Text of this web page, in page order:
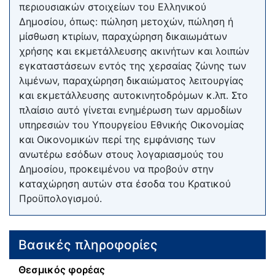
περιουσιακών στοιχείων του Ελληνικού
Δημοσίου, όπως: πώληση μετοχών, πώληση ή
μίσθωση κτιρίων, παραχώρηση δικαιωμάτων
χρήσης και εκμετάλλευσης ακινήτων και λοιπών
εγκαταστάσεων εντός της χερσαίας ζώνης των
λιμένων, παραχώρηση δικαιώματος λειτουργίας
και εκμετάλλευσης αυτοκινητοδρόμων κ.λπ. Στο
πλαίσιο αυτό γίνεται ενημέρωση των αρμοδίων
υπηρεσιών του Υπουργείου Εθνικής Οικονομίας
και Οικονομικών περί της εμφάνισης των
ανωτέρω εσόδων στους λογαριασμούς του
Δημοσίου, προκειμένου να προβούν στην
καταχώρηση αυτών στα έσοδα του Κρατικού
Προϋπολογισμού.
Βασικές πληροφορίες
Θεσμικός φορέας